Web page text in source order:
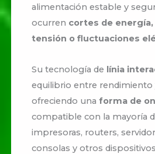
alimentación estable y
ocurren cortes de
tensión o fluctuaciones
Su tecnología de línia
equilibrio entre rendimiento
ofreciendo unaforma de
compatible con la mayoría
impresoras, routers,
consolas y otros